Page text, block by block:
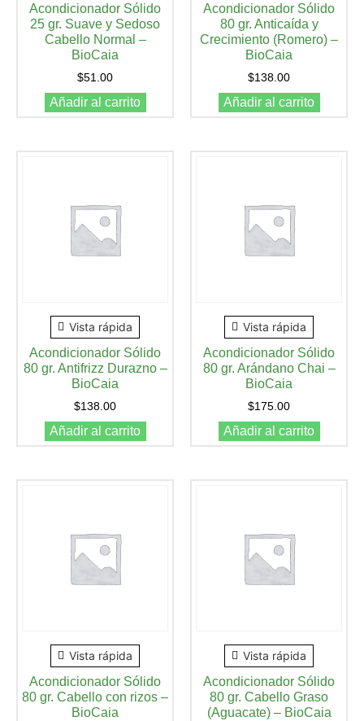
Acondicionador Sólido
25 gr. Suave y Sedoso
Cabello Normal –
BioCaia
$51.00
Añadir al carrito
Acondicionador Sólido
80 gr. Anticaída y
Crecimiento (Romero) –
BioCaia
$138.00
Añadir al carrito
Vista rápida
Acondicionador Sólido
80 gr. Antifrizz Durazno –
BioCaia
$138.00
Añadir al carrito
Vista rápida
Acondicionador Sólido
80 gr. Arándano Chai –
BioCaia
$175.00
Añadir al carrito
Vista rápida
Acondicionador Sólido
80 gr. Cabello con rizos –
BioCaia
Vista rápida
Acondicionador Sólido
80 gr. Cabello Graso
(Aguacate) – BioCaia